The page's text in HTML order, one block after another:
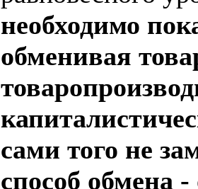
необходимо
обменивая
сами того не
способ обмена